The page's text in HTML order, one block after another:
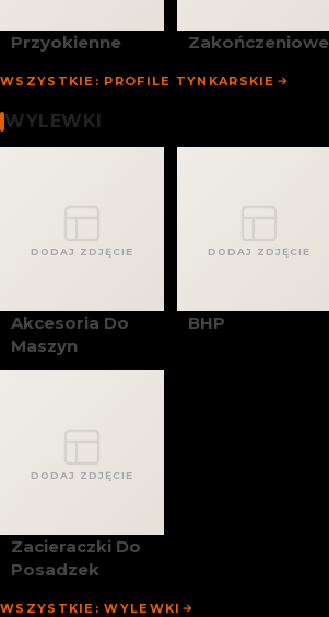
Przyokienne Zakończeniowe
WSZYSTKIE: PROFILE TYNKARSKIE
WYLEWKI
DODAJ ZDJĘCIE
Akcesoria Do
Maszyn
DODAJ ZDJĘCIE
BHP
DODAJ ZDJĘCIE
Zacieraczki Do
Posadzek
WSZYSTKIE: WYLEWKI